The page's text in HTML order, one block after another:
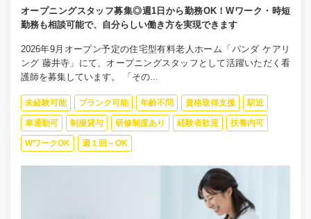
オープニングスタッフ募集◎週1日から勤務OK！Wワーク・時短
勤務も相談可能で、自分らしい働き方を実現できます
2026年9月オープン予定の住宅型有料老人ホーム「パンダ ケアリ
ング 藤井寺」にて、オープニングスタッフとして活躍いただく看
護師を募集しています。 「その...
未経験可能 ブランク可能 年齢不問 資格取得支援 駅近
車通勤可 制服貸与 研修制度あり 経験者歓迎 扶養内可
WワークOK 週１回～OK